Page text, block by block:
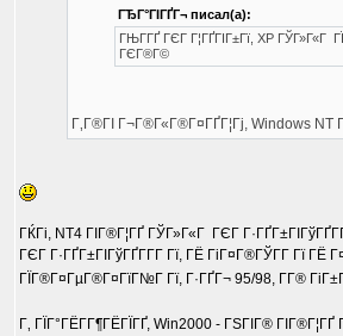
ГЂГ°ГІГҐГ¬ писал(а):
ГЊГ­ГҐ ГЄГ Г¦ГҐГІГ±Гї, XP ГЎГ»Г«Г
ГЄГ®Г©
Г‚Г®ГІ Г¬Г®Г«Г®Г¤ГҐГ¦Гј, Windows NT
ГЌГі, NT4 ГІГ®Г¦ГҐ ГЎГ»Г«Г ГЄГ
ГЄГ Г·ГҐГ±ГІГўГҐГ­Г­Г Гї, ГЁ ГіГ¤Г®ГЎГ­Г Гї ГЁ
ГЇГ®Г¤ГµГ®Г¤ГїГ№Г Гї, Г·ГҐГ¬ 95/98, Г­Г®
Г‚ ГЇГ°ГЁГ­Г¶ГЁГЇГҐ, Win2000 - ГЅГІГ®